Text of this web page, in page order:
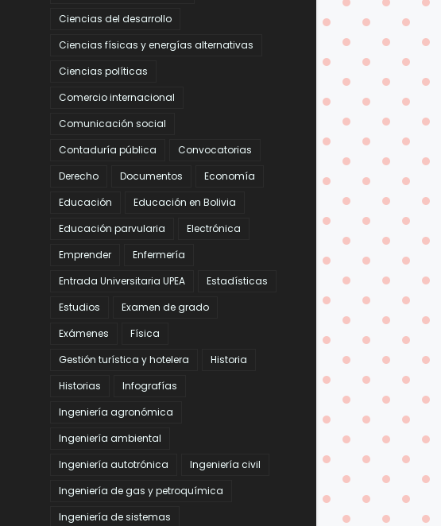
Ciencias del desarrollo
Ciencias físicas y energías alternativas
Ciencias políticas
Comercio internacional
Comunicación social
Contaduría pública
Convocatorias
Derecho
Documentos
Economía
Educación
Educación en Bolivia
Educación parvularia
Electrónica
Emprender
Enfermería
Entrada Universitaria UPEA
Estadísticas
Estudios
Examen de grado
Exámenes
Física
Gestión turística y hotelera
Historia
Historias
Infografías
Ingeniería agronómica
Ingeniería ambiental
Ingeniería autotrónica
Ingeniería civil
Ingeniería de gas y petroquímica
Ingeniería de sistemas